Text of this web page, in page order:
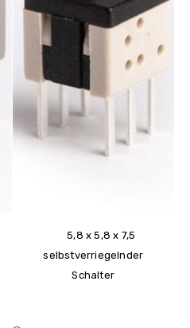
5,8 x 5,8 x 7,5
selbstverriegelnder
Schalter